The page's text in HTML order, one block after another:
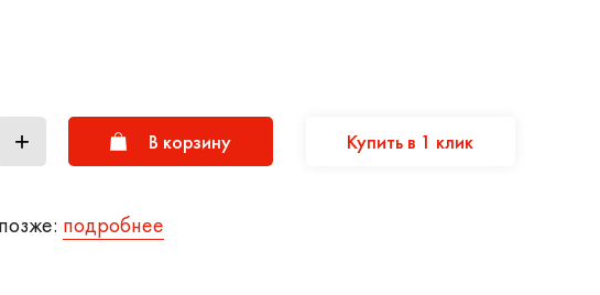
+ В корзину Купить в 1 клик
подробнее